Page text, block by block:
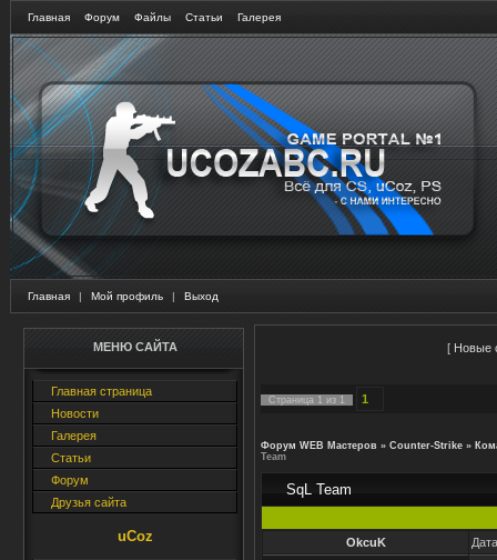
Главная Форум Файлы Статьи Галерея
Главная | Мой профиль | Выход
МЕНЮ САЙТА
Главная страница
Новости
Галерея
Статьи
Форум
Друзья сайта
uCoz
[ Новые
Страница 1 из 1 1
Форум WEB Мастеров » Counter-Strike »
Team
SqL Team
OkcuK